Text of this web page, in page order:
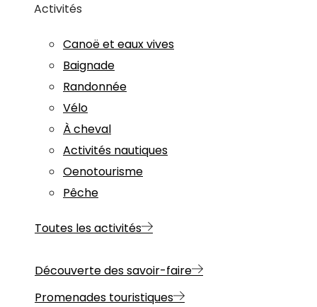
Activités
Canoë et eaux vives
Baignade
Randonnée
Vélo
À cheval
Activités nautiques
Oenotourisme
Pêche
Toutes les activités
Découverte des savoir-faire
Promenades touristiques